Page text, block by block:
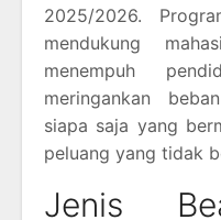
2025/2026.
mendukung
menempuh
meringankan
siapa saja yang
peluang yang tidak
Jenis